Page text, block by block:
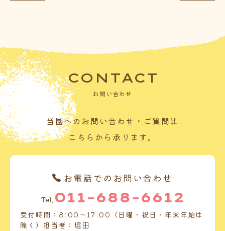
CONTACT
お問い合わせ
当園へのお問い合わせ・ご質問は
こちらから承ります。
お電話でのお問い合わせ
Tel. 011-688-6612
受付時間：8:00～17:00（日曜・祝日・年末年始は
除く）担当者：堀田